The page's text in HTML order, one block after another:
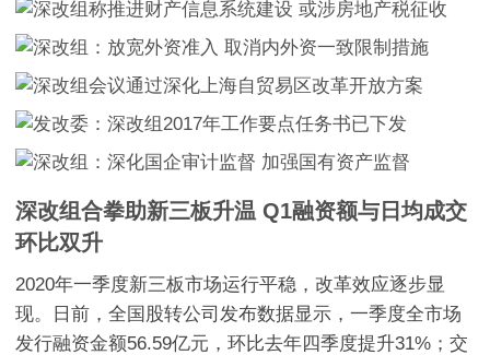
深改组合拳助新三板升温 Q1融资额与日均成交
环比双升
2020年一季度新三板市场运行平稳，改革效应逐步显
现。日前，全国股转公司发布数据显示，一季度全市场
发行融资金额56.59亿元，环比去年四季度提升31%；交